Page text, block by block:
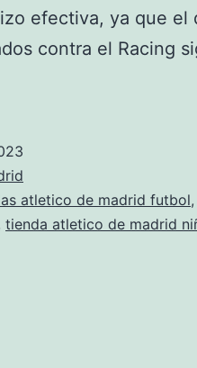
efectiva, ya que el
contra el Racing
atletico de madrid futbol,
tienda atletico de madrid